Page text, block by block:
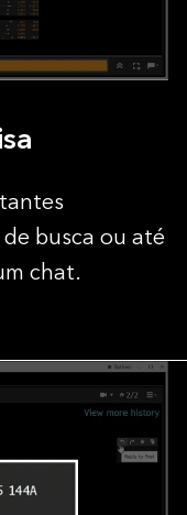
busca ou até
chat.